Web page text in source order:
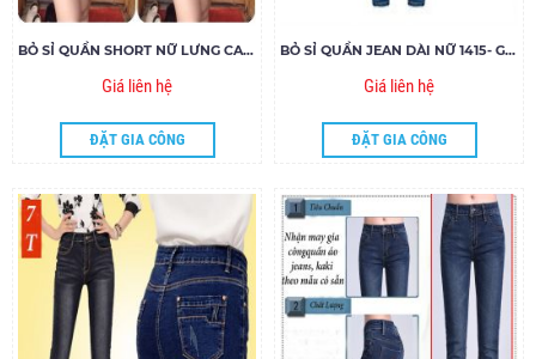
BỎ SỈ QUẦN SHORT NỮ LƯNG CAO 1 NÚT 1416- G70
Giá liên hệ
ĐẶT GIA CÔNG
BỎ SỈ QUẦN JEAN DÀI NỮ 1415- G120
Giá liên hệ
ĐẶT GIA CÔNG